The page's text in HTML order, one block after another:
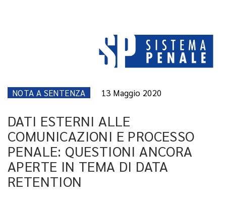
NOTA A SENTENZA 13 Maggio 2020
DATI ESTERNI ALLE
COMUNICAZIONI E PROCESSO
PENALE: QUESTIONI ANCORA
APERTE IN TEMA DI DATA
RETENTION